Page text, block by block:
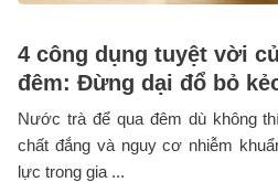
4 công dụng tuyệt vời
đêm: Đừng dại đổ bỏ
Nước trà để qua đêm dù không
chất đắng và nguy cơ nhiễm
lực trong gia ...